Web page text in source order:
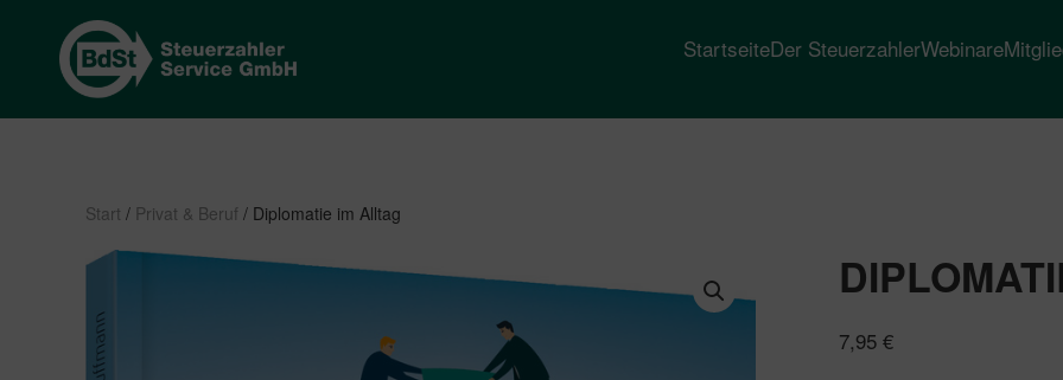
StartseiteDer SteuerzahlerWebinare
Start / Privat & Beruf / Diplomatie im Alltag
7,95 €